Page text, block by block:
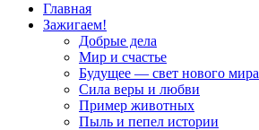
Главная
Зажигаем!
Добрые дела
Мир и счастье
Будущее — свет нового мира
Сила веры и любви
Пример животных
Пыль и пепел истории